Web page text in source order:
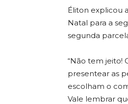
Éliton explicou
Natal para a
segunda
“Não tem jeito!
presentear as
escolham o
Vale lembrar